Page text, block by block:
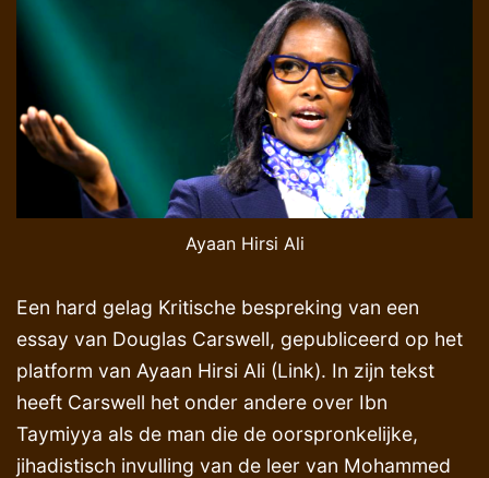
Ayaan Hirsi Ali
Een hard gelag Kritische bespreking van een
essay van Douglas Carswell, gepubliceerd op het
platform van Ayaan Hirsi Ali (Link). In zijn tekst
heeft Carswell het onder andere over Ibn
Taymiyya als de man die de oorspronkelijke,
jihadistisch invulling van de leer van Mohammed